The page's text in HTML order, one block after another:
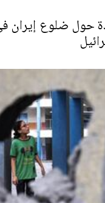
حول ضلوع إيران